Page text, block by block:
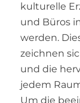
kulturelle
und Büros
werden.
zeichnen
und die
jedem
Um die